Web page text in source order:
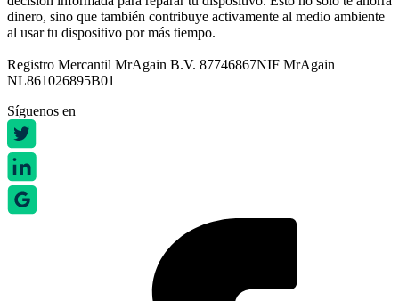
dinero, sino que también contribuye activamente al medio ambiente
al usar tu dispositivo por más tiempo.
Registro Mercantil MrAgain B.V. 87746867NIF MrAgain
NL861026895B01
Síguenos en